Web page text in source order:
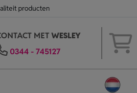
producten
METWESLEY
0344 - 745127